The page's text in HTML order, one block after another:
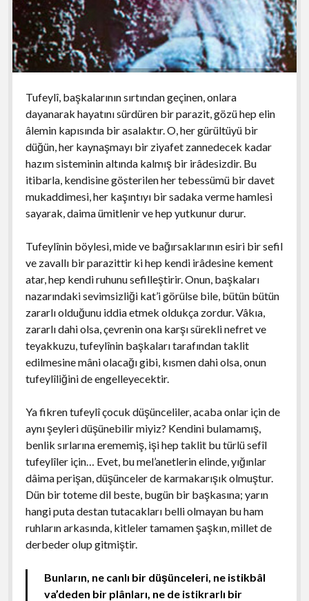
Tufeylî, başkalarının sırtından geçinen, onlara
dayanarak hayatını sürdüren bir parazit, gözü hep elin
âlemin kapısında bir asalaktır. O, her gürültüyü bir
düğün, her kaynaşmayı bir ziyafet zannedecek kadar
hazım sisteminin altında kalmış bir irâdesizdir. Bu
itibarla, kendisine gösterilen her tebessümü bir davet
mukaddimesi, her kaşıntıyı bir sadaka verme hamlesi
sayarak, daima ümitlenir ve hep yutkunur durur.
Tufeylînin böylesi, mide ve bağırsaklarının esiri bir sefil
ve zavallı bir parazittir ki hep kendi irâdesine kement
atar, hep kendi ruhunu sefilleştirir. Onun, başkaları
nazarındaki sevimsizliği kat’i görülse bile, bütün bütün
zararlı olduğunu iddia etmek oldukça zordur. Vâkıa,
zararlı dahi olsa, çevrenin ona karşı sürekli nefret ve
teyakkuzu, tufeylînin başkaları tarafından taklit
edilmesine mâni olacağı gibi, kısmen dahi olsa, onun
tufeylîliğini de engelleyecektir.
Ya fikren tufeylî çocuk düşünceliler, acaba onlar için de
aynı şeyleri düşünebilir miyiz? Kendini bulamamış,
benlik sırlarına erememiş, işi hep taklit bu türlü sefîl
tufeylîler için… Evet, bu mel’anetlerin elinde, yığınlar
dâima perişan, düşünceler de karmakarışık olmuştur.
Dün bir toteme dil beste, bugün bir başkasına; yarın
hangi puta destan tutacakları belli olmayan bu ham
ruhların arkasında, kitleler tamamen şaşkın, millet de
derbeder olup gitmiştir.
Bunların, ne canlı bir düşünceleri, ne istikbâl
va’deden bir plânları, ne de istikrarlı bir